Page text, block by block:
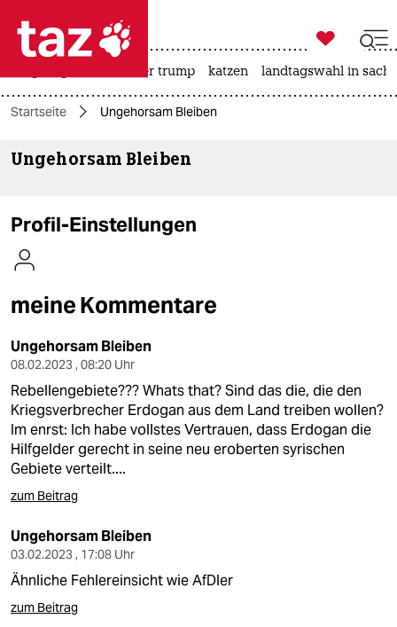
 taz zahl ich
taz zahl ich
themen
kultur
sport
berlin
nord
wahrheit
verlag
veranstaltungen

taz zahl ich
usa unter trump katzen landtagswahl in
Startseite Ungehorsam Bleiben
Ungehorsam Bleiben
Profil-Einstellungen
meine Kommentare
Ungehorsam Bleiben
08.02.2023 , 08:20 Uhr
Rebellengebiete??? Whats that? Sind das die, die den
Kriegsverbrecher Erdogan aus dem Land treiben wollen?
Im enrst: Ich habe vollstes Vertrauen, dass Erdogan die
Hilfgelder gerecht in seine neu eroberten syrischen
Gebiete verteilt....
zum Beitrag
Ungehorsam Bleiben
03.02.2023 , 17:08 Uhr
Ähnliche Fehlereinsicht wie AfDler
zum Beitrag